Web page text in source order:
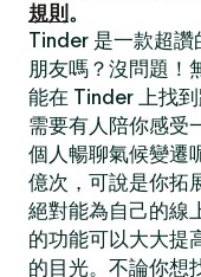
規則 。
Tinder 是一款超讚
朋友嗎？沒問題！
能在 Tinder 上找到
需要有人陪你感受
個人暢聊氣候變遷
億次，可說是你拓
絕對能為自己的線
的功能可以大大提
的目光。不論你想